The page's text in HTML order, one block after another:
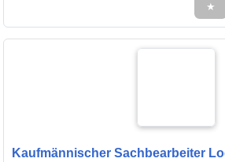
★
Kaufmännischer Sachbearbeiter